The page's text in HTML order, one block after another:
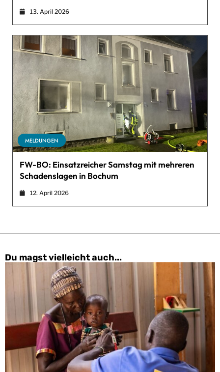
13. April 2026
MELDUNGEN
FW-BO: Einsatzreicher Samstag mit mehreren
Schadenslagen in Bochum
12. April 2026
Du magst vielleicht auch...